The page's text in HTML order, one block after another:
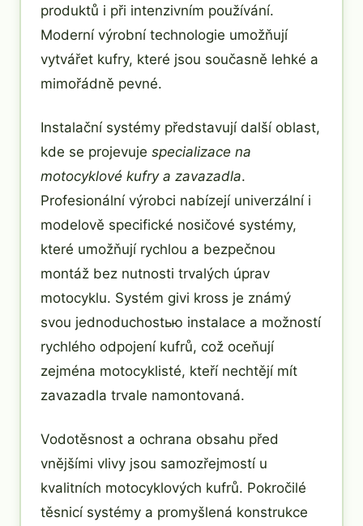
produktů i při intenzivním používání.
Moderní výrobní technologie umožňují
vytvářet kufry, které jsou současně lehké a
mimořádně pevné.
Instalační systémy představují další oblast,
kde se projevuje specializace na
motocyklové kufry a zavazadla.
Profesionální výrobci nabízejí univerzální i
modelově specifické nosičové systémy,
které umožňují rychlou a bezpečnou
montáž bez nutnosti trvalých úprav
motocyklu. Systém givi kross je známý
svou jednoduchostью instalace a možností
rychlého odpojení kufrů, což oceňují
zejména motocyklisté, kteří nechtějí mít
zavazadla trvale namontovaná.
Vodotěsnost a ochrana obsahu před
vnějšími vlivy jsou samozřejmostí u
kvalitních motocyklových kufrů. Pokročilé
těsnicí systémy a promyšlená konstrukce